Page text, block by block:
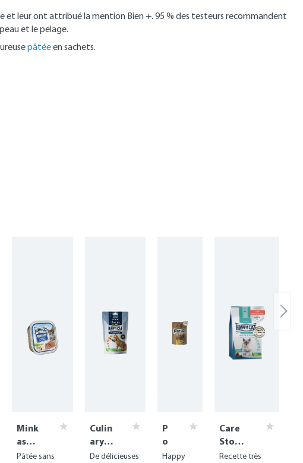
leur ont attribué la mention Bien +. 95 % des testeurs recommandent
et le pelage.
pâtéeen sachets.
Mink
as
Duo
Pâtée sans
Culin
ary
Crun
De délicieuses
P
o
ul
Happy
Care
Stoma
ch &
Recette très